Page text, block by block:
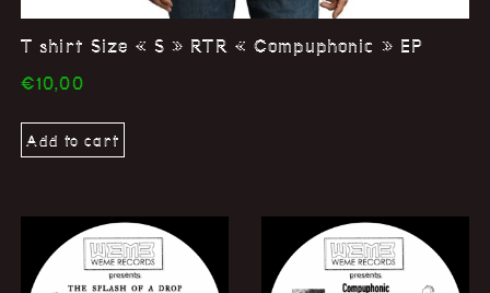
T shirt Size « S » RTR « Compuphonic » EP
€10,00
Add to cart